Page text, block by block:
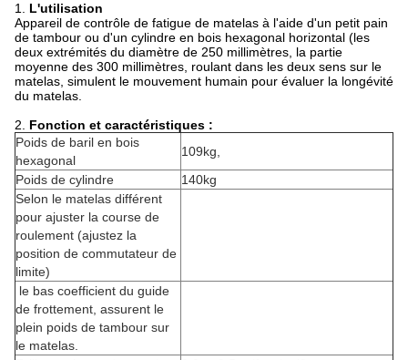
1. L'utilisation
Appareil de contrôle de fatigue de matelas à l'aide d'un petit pain
de tambour ou d'un cylindre en bois hexagonal horizontal (les
deux extrémités du diamètre de 250 millimètres, la partie
moyenne des 300 millimètres, roulant dans les deux sens sur le
matelas, simulent le mouvement humain pour évaluer la longévité
du matelas.
2. Fonction et caractéristiques :
Poids de baril en bois
hexagonal
109kg,
Poids de cylindre
140kg
Selon le matelas différent
pour ajuster la course de
roulement (ajustez la
position de commutateur de
limite)
le bas coefficient du guide
de frottement, assurent le
plein poids de tambour sur
le matelas.